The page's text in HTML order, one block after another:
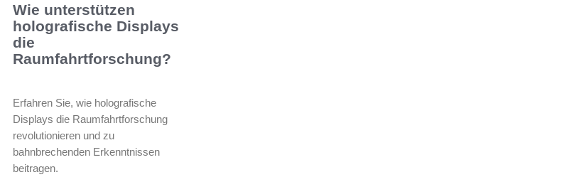
Wie unterstützen
holografische Displays
die
Raumfahrtforschung?
Erfahren Sie, wie holografische
Displays die Raumfahrtforschung
revolutionieren und zu
bahnbrechenden Erkenntnissen
beitragen.